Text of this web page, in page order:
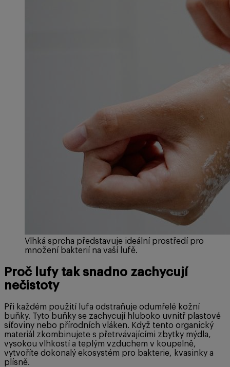
Vlhká sprcha představuje ideální prostředí pro
množení bakterií na vaší lufě.
Proč lufy tak snadno zachycují
nečistoty
Při každém použití lufa odstraňuje odumřelé kožní
buňky. Tyto buňky se zachycují hluboko uvnitř plastové
síťoviny nebo přírodních vláken. Když tento organický
materiál zkombinujete s přetrvávajícími zbytky mýdla,
vysokou vlhkostí a teplým vzduchem v koupelně,
vytvoříte dokonalý ekosystém pro bakterie, kvasinky a
plísně.